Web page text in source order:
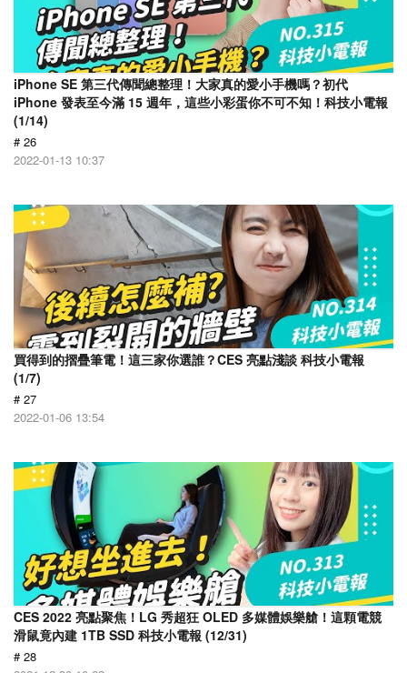
iPhone SE 第三代傳聞總整理！大家真的愛小手機嗎？初代
iPhone 發表至今滿 15 週年，這些小彩蛋你不可不知！科技小電報
(1/14)
# 26
2022-01-13 10:37
買得到的摺疊筆電！這三家你選誰？CES 亮點淺談 科技小電報
(1/7)
# 27
2022-01-06 13:54
CES 2022 亮點聚焦！LG 秀超狂 OLED 多媒體娛樂艙！這顆電競
滑鼠竟內建 1TB SSD 科技小電報 (12/31)
# 28